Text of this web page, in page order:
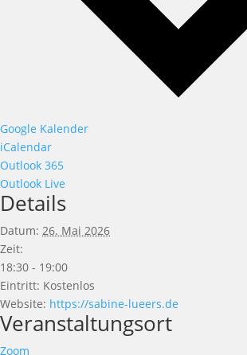
Google Kalender
iCalendar
Outlook 365
Outlook Live
Details
Datum: 26. Mai 2026
Zeit:
18:30 - 19:00
Eintritt: Kostenlos
Website: https://sabine-lueers.de
Veranstaltungsort
Zoom